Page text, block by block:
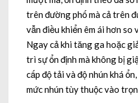
trên đường phố mà cả trên
vẫn điều khiển êm ái hơn so
Ngay cả khi tăng ga hoặc
trì sự ổn định mà không bị
cấp độ tải và độ nhún khá
mức nhún tùy thuộc vào